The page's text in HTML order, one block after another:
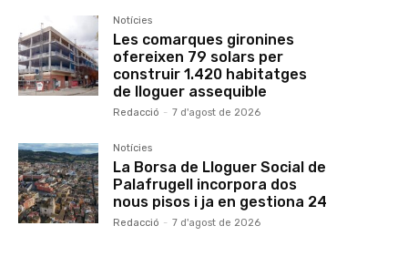
Notícies
Les comarques gironines
ofereixen 79 solars per
construir 1.420 habitatges
de lloguer assequible
Redacció - 7 d'agost de 2026
Notícies
La Borsa de Lloguer Social de
Palafrugell incorpora dos
nous pisos i ja en gestiona 24
Redacció - 7 d'agost de 2026